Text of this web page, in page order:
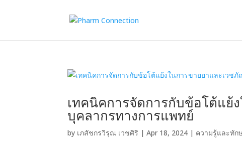
เทคนิคการจัดการกับข้อโต้แย้
บุคลากรทางการแพทย์
by เภสัชกรวิรุณ เวชศิริ |Apr 18, 2024 | ความรู้และทัก